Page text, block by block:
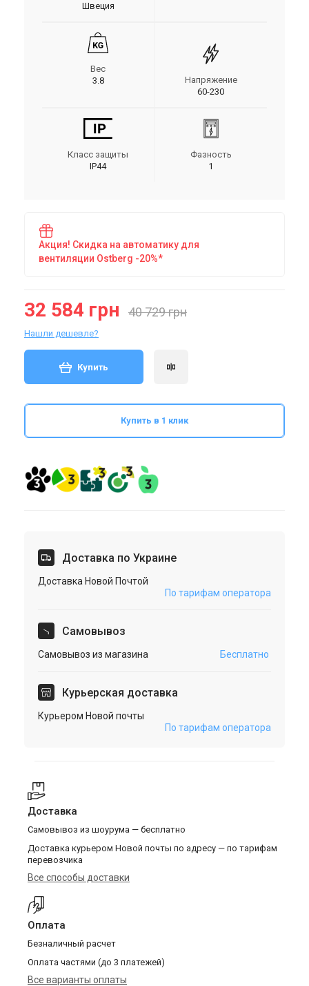
Швеция
Вес
3.8
Напряжение
60-230
Класс защиты
IP44
Фазность
1
Акция! Скидка на автоматику для
вентиляции Ostberg -20%*
32 584 грн 40 729 грн
Нашли дешевле?
Купить
Купить в 1 клик
Доставка по Украине
Доставка Новой Почтой
По тарифам оператора
Cамовывоз
Самовывоз из магазина Бесплатно
Курьерская доставка
Курьером Новой почты
По тарифам оператора
Доставка
Самовывоз из шоурума — бесплатно
Доставка курьером Новой почты по адресу — по тарифам
перевозчика
Все способы доставки
Оплата
Безналичный расчет
Оплата частями (до 3 платежей)
Все варианты оплаты